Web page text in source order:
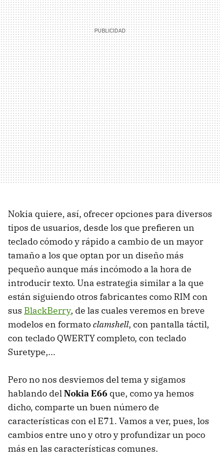
Nokia quiere, así, ofrecer opciones para diversos
tipos de usuarios, desde los que prefieren un
teclado cómodo y rápido a cambio de un mayor
tamaño a los que optan por un diseño más
pequeño aunque más incómodo a la hora de
introducir texto. Una estrategia similar a la que
están siguiendo otros fabricantes como RIM con
sus BlackBerry, de las cuales veremos en breve
modelos en formatoclamshell, con pantalla táctil,
con teclado QWERTY completo, con teclado
Suretype,...
Pero no nos desviemos del tema y sigamos
hablando delNokia E66 que, como ya hemos
dicho, comparte un buen número de
características con el E71. Vamos a ver, pues, los
cambios entre uno y otro y profundizar un poco
más en las características comunes.